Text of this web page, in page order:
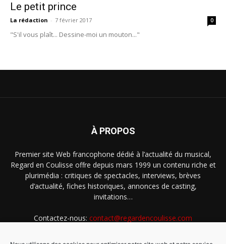
Le petit prince
La rédaction - 7 février 2017 0
"S'il vous plaît... Dessine-moi un mouton..."
À PROPOS
Premier site Web francophone dédié à l’actualité du musical,
Regard en Coulisse offre depuis mars 1999 un contenu riche et
plurimédia : critiques de spectacles, interviews, brèves
d’actualité, fiches historiques, annonces de casting,
invitations…
Contactez-nous: contact@regardencoulisse.com